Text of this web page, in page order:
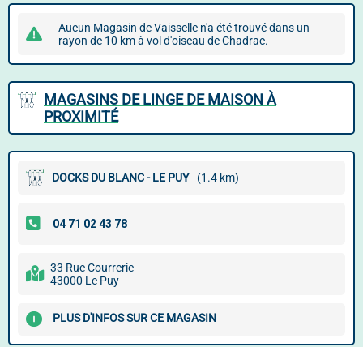
Aucun Magasin de Vaisselle n'a été trouvé dans un
rayon de 10 km à vol d'oiseau de Chadrac.
MAGASINS DE LINGE DE MAISON À
PROXIMITÉ
DOCKS DU BLANC - LE PUY (1.4 km)
33 Rue Courrerie
43000 Le Puy
PLUS D'INFOS SUR CE MAGASIN